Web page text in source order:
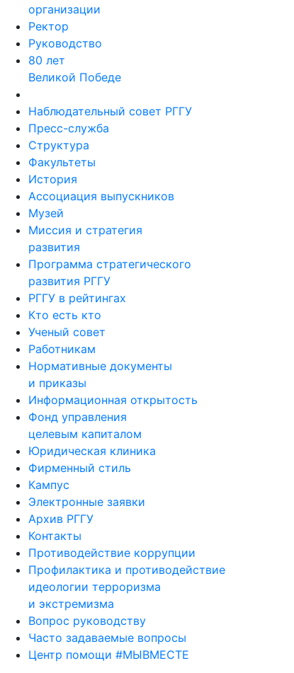
организации
Ректор
Руководство
80 лет
Великой Победе
Наблюдательный совет РГГУ
Пресс-служба
Структура
Факультеты
История
Ассоциация выпускников
Музей
Миссия и стратегия
развития
Программа стратегического
развития РГГУ
РГГУ в рейтингах
Кто есть кто
Ученый совет
Работникам
Нормативные документы
и приказы
Информационная открытость
Фонд управления
целевым капиталом
Юридическая клиника
Фирменный стиль
Кампус
Электронные заявки
Архив РГГУ
Контакты
Противодействие коррупции
Профилактика и противодействие
идеологии терроризма
и экстремизма
Вопрос руководству
Часто задаваемые вопросы
Центр помощи #МЫВМЕСТЕ